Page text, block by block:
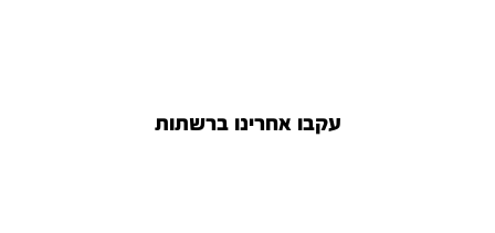
עקבו אחרינו ברשתות